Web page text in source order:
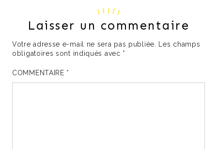
Laisser un commentaire
Votre adresse e-mail ne sera pas publiée. Les champs
obligatoires sont indiqués avec *
COMMENTAIRE *